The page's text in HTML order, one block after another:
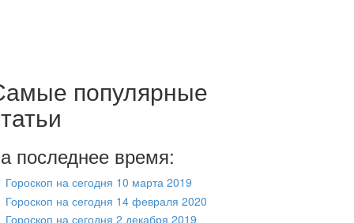
популярные
последнее время:
Гороскоп на сегодня 10 марта 2019
Гороскоп на сегодня 14 февраля 2020
Гороскоп на сегодня 2 декабря 2019